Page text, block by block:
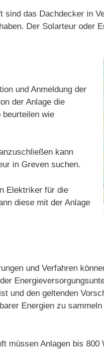
das Dachdecker in
Der Solarteur oder
und Anmeldung der
der Anlage die
wie
kann
in Greven suchen.
Elektriker für die
diese mit der Anlage
und Verfahren
und den geltenden
Energien zu
müssen Anlagen bis 800